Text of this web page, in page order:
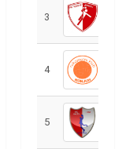
3
4
5